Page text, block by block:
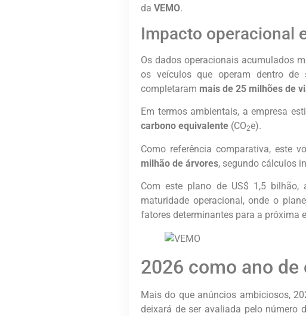
da VEMO.
Impacto operacional
Os dados operacionais acumulados
os veículos que operam dentro de
completaram mais de 25 milhões de
Em termos ambientais, a empresa
carbono equivalente (CO2e).
Como referência comparativa, este
milhão de árvores, segundo cálculos
Com este plano de US$ 1,5 bilhão,
maturidade operacional, onde o
fatores determinantes para a próxima
2026 como ano
Mais do que anúncios ambiciosos,
deixará de ser avaliada pelo número